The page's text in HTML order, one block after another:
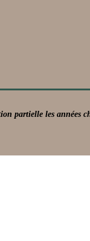
partielle les années